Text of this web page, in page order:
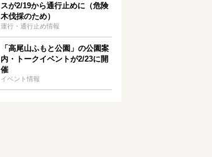
スが2/19から通行止めに（危険
木伐採のため）
運行・通行止め情報
「高尾山ふもと公園」の公園案
内・トークイベントが2/23に開
催
イベント情報